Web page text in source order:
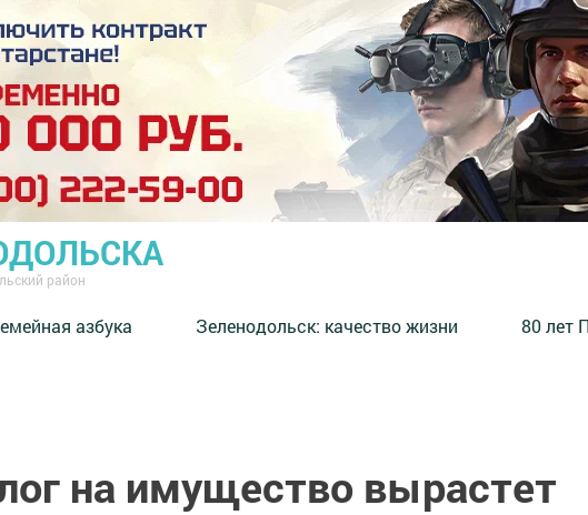
район
азбука ⁠Зеленодольск: качество жизни 80 лет
на имущество вырастет